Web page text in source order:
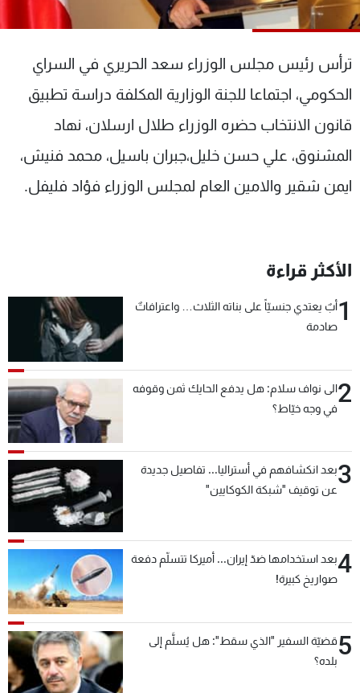
ترأس رئيس مجلس الوزراء سعد الحريري في السراي
الحكومي، اجتماعا للجنة الوزارية المكلفة دراسة تطبيق
قانون الانتخاب حضره الوزراء طلال ارسلان، نهاد
المشنوق، علي حسن خليل،جبران باسيل، محمد فنيش،
ايمن شقير والامين العام لمجلس الوزراء فؤاد فليفل.
الأكثر قراءة
1أبٌ يعتدي جنسيّاً على بناته الثلاث… واعترافاتٌ
صادمة
2الى نواف سلام: هل يدفع الحايك ثمن وقوفه
في وجه خيّاط؟
3بعد انكشافهم في أستراليا... تفاصيل جديدة
عن توقيف "شبكة الكوكايين"
4بعد استخدامها ضدّ إيران... أميركا تتسلّم دفعة
صواريخ كبيرة!
5قضيّة السفير "الذي سقط": هل يُسلَّم إلى
بلده؟
الترددات
عن MTV
لاعلاناتكم
وظائف
شروط الإسـتخدام